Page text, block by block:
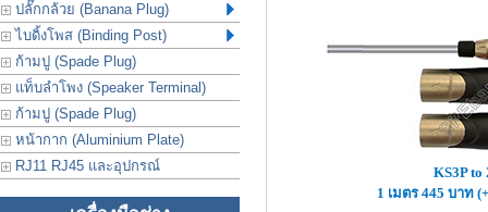
ปลั๊กกล้วย (Banana Plug)
ไบดิ้งโพส (Binding Post)
ก้ามปู (Spade Plug)
แท็บลำโพง (Speaker Terminal)
ก้ามปู (Spade Plug)
หน้ากาก (Aluminium Plate)
RJ11 RJ45 และอุปกรณ์
KS3P to
1 เมตร 445 บาท